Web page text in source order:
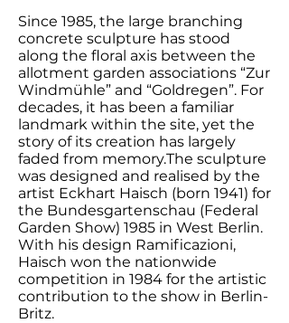
Since 1985, the large branching
concrete sculpture has stood
along the floral axis between the
allotment garden associations “Zur
Windmühle” and “Goldregen”. For
decades, it has been a familiar
landmark within the site, yet the
story of its creation has largely
faded from memory.The sculpture
was designed and realised by the
artist Eckhart Haisch (born 1941) for
the Bundesgartenschau (Federal
Garden Show) 1985 in West Berlin.
With his design Ramificazioni,
Haisch won the nationwide
competition in 1984 for the artistic
contribution to the show in Berlin-
Britz.